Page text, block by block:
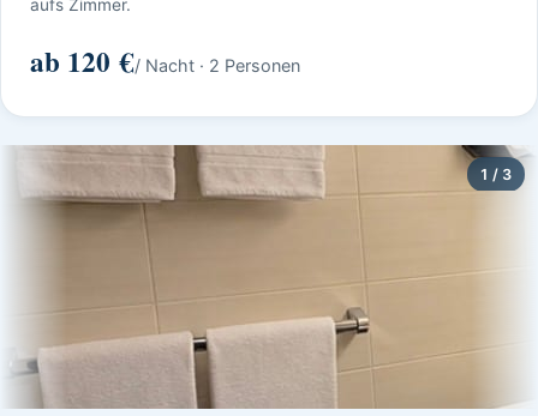
aufs Zimmer.
ab 120 €/ Nacht · 2 Personen
1 / 3